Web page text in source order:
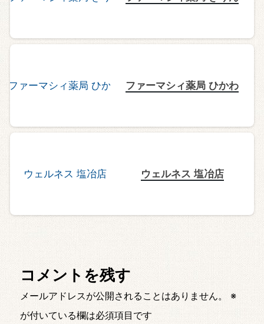
ファーマシィ薬局 ひかわ
ウェルネス 塩冶店
コメントを残す
メールアドレスが公開されることはありません。
※
が付いている欄は必須項目です